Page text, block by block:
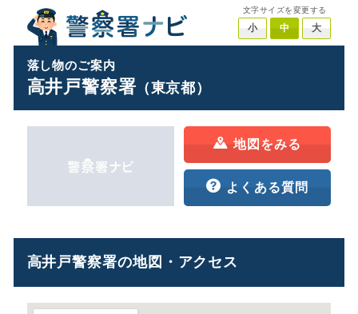
文字サイズを変更する
小 中 大
落し物のご案内
高井戸警察署（東京都）
地図をみる
よくある質問
高井戸警察署の地図・アクセス